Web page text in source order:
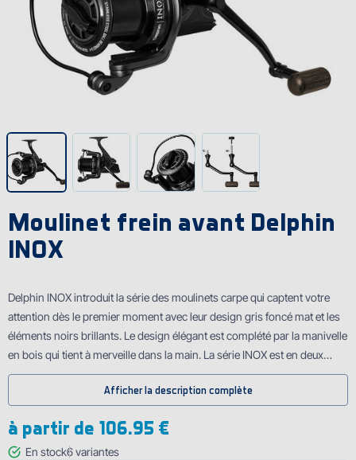
Moulinet frein avant Delphin
INOX
Delphin INOX introduit la série des moulinets carpe qui captent votre
attention dès le premier moment avec leur design gris foncé mat et les
éléments noirs brillants. Le design élégant est complété par la manivelle
en bois qui tient à merveille dans la main. La série INOX est en deux
modèles sous les noms 70D et 80D. Le premier modèle 70D est moins
encombrant et plus léger, c'est pourquoi il est convenable pour la pêche
est capable d'accepter même le plus grand défi de la pêche au carpe. Sa
bobine peut contenir la grande quantité du fil et permet les lancers loin.
Afficher la description complète
à partir de 106.95 €
En stock6variantes